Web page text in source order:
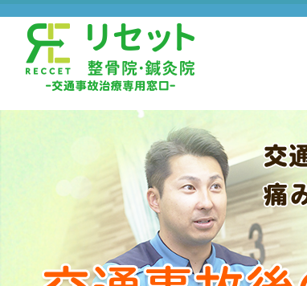
TEL:072-984-2488
WEBでのご予約はこちら
TEL:072-981-2361
WEBでのご予約はこちら
TEL:06-6722-5538
WEBでのご予約はこちら
TEL:072-966-7822
WEBでのご予約はこちら
TEL:06-6720-7377
WEBでのご予約はこちら
TEL:06-6964-6330
WEBでのご予約はこちら
TEL:072-984-0805
WEBでのご予約はこちら